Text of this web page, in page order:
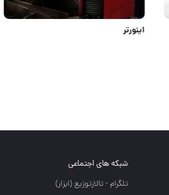
کمپرسور های کارناوال
شبکه های اجتماعی
تلگرام - تالارتوزيع (ابزار)